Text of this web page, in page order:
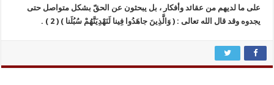
على ما لديهم من عقائد وأفكار ، بل يبحثون عن الحقّ بشكل متواصل حتى
يجدوه وقد قال الله تعالى : ( وَالَّذِينَ جاهَدُوا فِينا لَنَهْدِيَنَّهُمْ سُبُلَنا ) ( 2 ) .